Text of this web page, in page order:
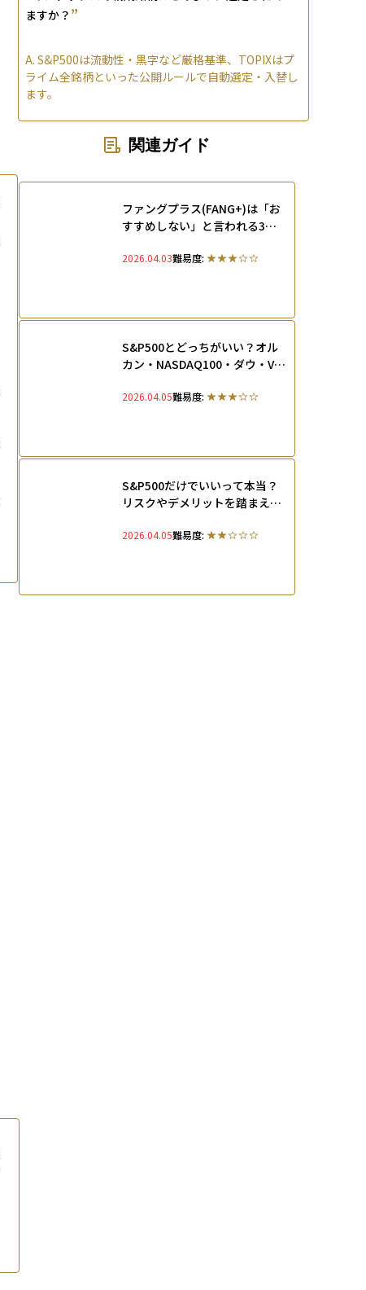
ますか？ ”
A. S&P500は流動性・黒字など厳格基準、TOPIXはプ
ライム全銘柄といった公開ルールで自動選定・入替し
ます。
関連ガイド
ファングプラス(FANG+)は「お
すすめしない」と言われる3つ
銘柄10社も徹底解説
2026.04.03難易度:
S&P500とどっちがいい？オル
カン・NASDAQ100・ダウ・VTI
2026.04.05難易度:
S&P500だけでいいって本当？
リスクやデメリットを踏まえて
底解説
2026.04.05難易度: